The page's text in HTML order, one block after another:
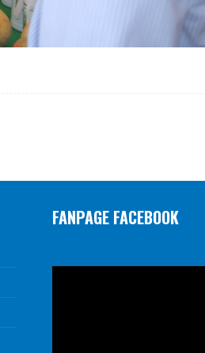
FANPAGE FACEBOOK